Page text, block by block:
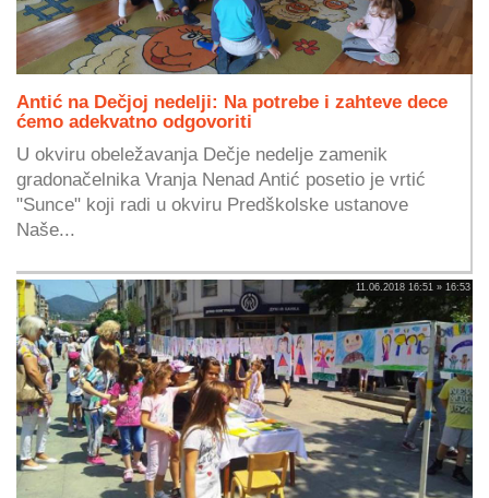
Antić na Dečjoj nedelji: Na potrebe i zahteve dece
ćemo adekvatno odgovoriti
U okviru obeležavanja Dečje nedelje zamenik
gradonačelnika Vranja Nenad Antić posetio je vrtić
"Sunce" koji radi u okviru Predškolske ustanove
Naše...
11.06.2018 16:51 » 16:53